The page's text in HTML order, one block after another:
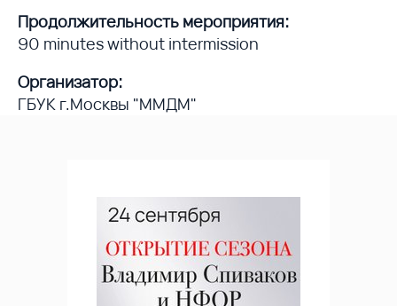
Продолжительность мероприятия:
90 minutes without intermission
Организатор:
ГБУК г.Москвы "ММДМ"